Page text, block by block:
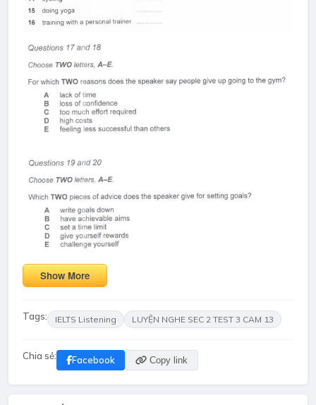
Show More
Tags: IELTS Listening LUYỆN NGHE SEC 2 TEST 3 CAM 13
Chia sẻ: Facebook Copy link